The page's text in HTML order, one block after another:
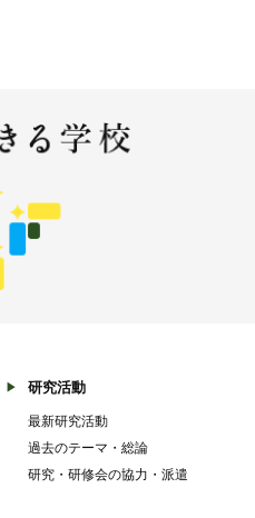
研究活動
最新研究活動
過去のテーマ・総論
研究・研修会の協力・派遣